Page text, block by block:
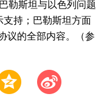
斯坦与以色列问题
支持；巴勒斯坦方面
议的全部内容。（参